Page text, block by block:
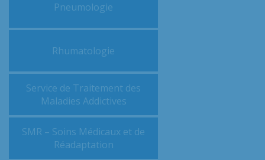
Pneumologie
Rhumatologie
Service de Traitement des
Maladies Addictives
SMR – Soins Médicaux et de
Réadaptation